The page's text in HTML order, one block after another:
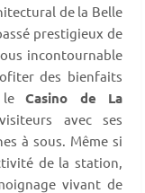
de la Belle
prestigieux de
incontournable
des bienfaits
leCasino de La
avec ses
à sous. Même si
de la station,
vivant de